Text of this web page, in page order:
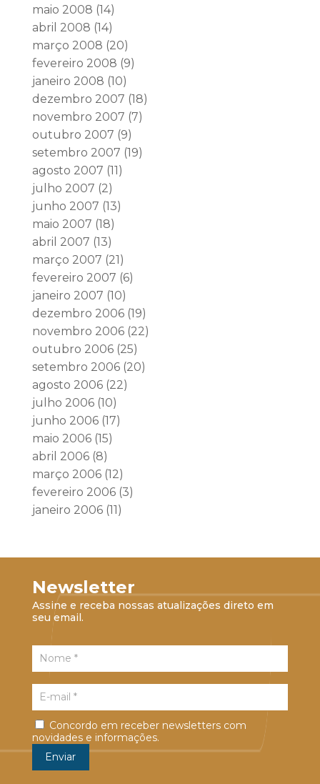
maio 2008 (14)
abril 2008 (14)
março 2008 (20)
fevereiro 2008 (9)
janeiro 2008 (10)
dezembro 2007 (18)
novembro 2007 (7)
outubro 2007 (9)
setembro 2007 (19)
agosto 2007 (11)
julho 2007 (2)
junho 2007 (13)
maio 2007 (18)
abril 2007 (13)
março 2007 (21)
fevereiro 2007 (6)
janeiro 2007 (10)
dezembro 2006(19)
novembro 2006(22)
outubro 2006(25)
setembro 2006(20)
agosto 2006(22)
julho 2006(10)
junho 2006(17)
maio 2006(15)
abril 2006(8)
março 2006(12)
fevereiro 2006(3)
janeiro 2006(11)
Newsletter
Assine e receba nossas atualizações direto em
seu email.
Concordo em receber newsletters com
novidades e informações.